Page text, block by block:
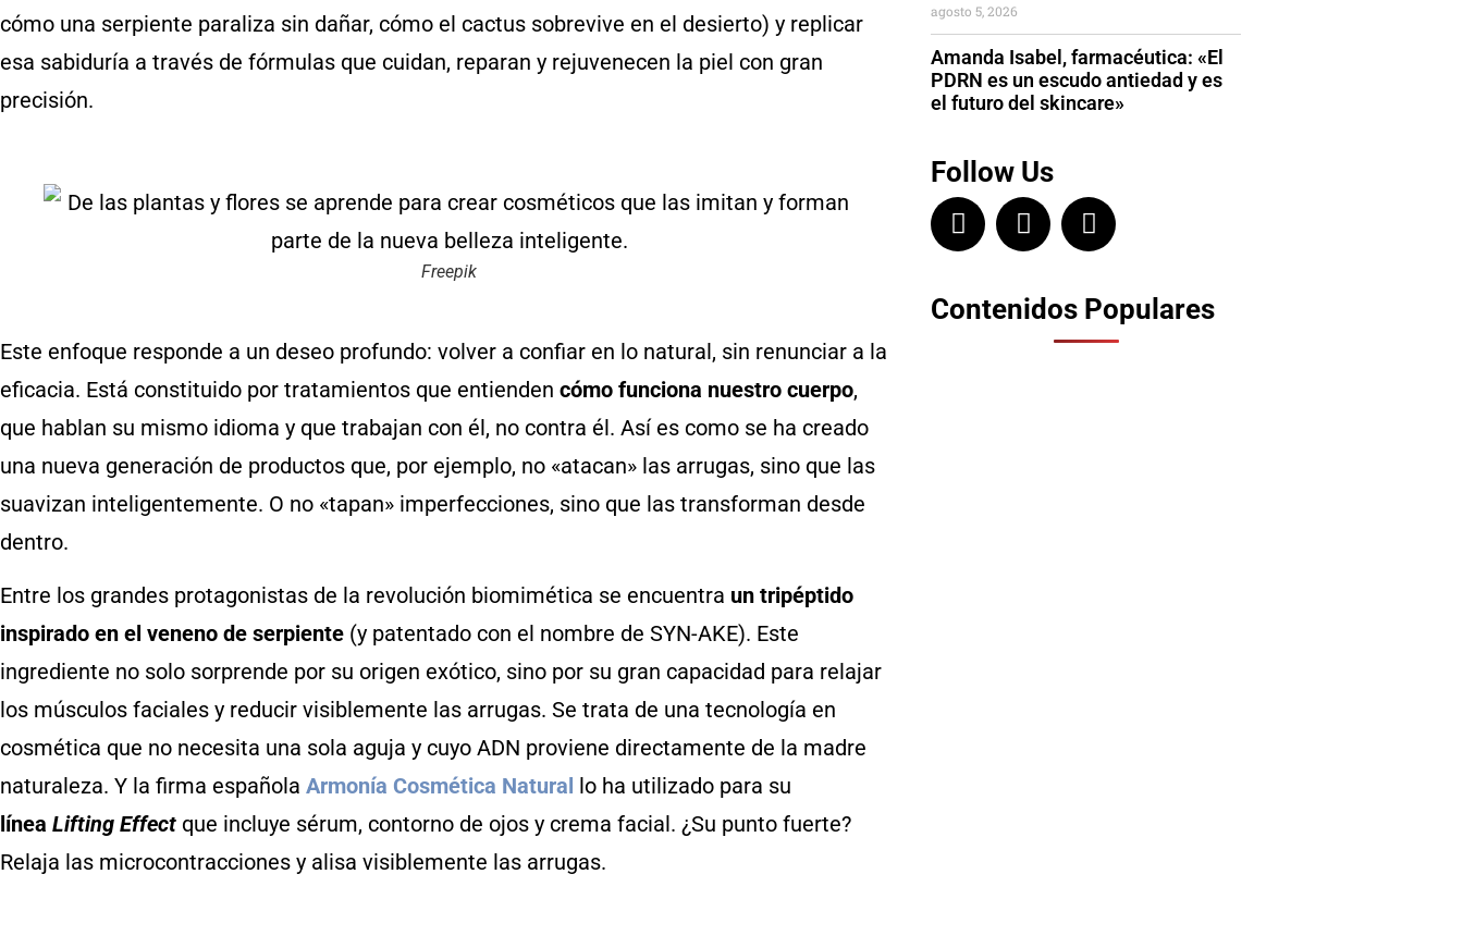
cómo una serpiente paraliza sin dañar, cómo el cactus sobrevive en el desierto) y replicar
esa sabiduría a través de fórmulas que cuidan, reparan y rejuvenecen la piel con gran
precisión.
Freepik
Este enfoque responde a un deseo profundo: volver a confiar en lo natural, sin renunciar a la
eficacia. Está constituido por tratamientos que entienden cómo funciona nuestro cuerpo,
que hablan su mismo idioma y que trabajan con él, no contra él. Así es como se ha creado
una nueva generación de productos que, por ejemplo, no «atacan» las arrugas, sino que las
suavizan inteligentemente. O no «tapan» imperfecciones, sino que las transforman desde
dentro.
Entre los grandes protagonistas de la revolución biomimética se encuentra un tripéptido
inspirado en el veneno de serpiente (y patentado con el nombre de SYN-AKE). Este
ingrediente no solo sorprende por su origen exótico, sino por su gran capacidad para relajar
los músculos faciales y reducir visiblemente las arrugas. Se trata de una tecnología en
cosmética que no necesita una sola aguja y cuyo ADN proviene directamente de la madre
naturaleza. Y la firma española Armonía Cosmética Natural lo ha utilizado para su
línea Lifting Effect que incluye sérum, contorno de ojos y crema facial. ¿Su punto fuerte?
Relaja las microcontracciones y alisa visiblemente las arrugas.
Amanda Isabel, farmacéutica: «El
PDRN es un escudo antiedad y es
el futuro del skincare»
agosto 5, 2026
Follow Us
Contenidos Populares